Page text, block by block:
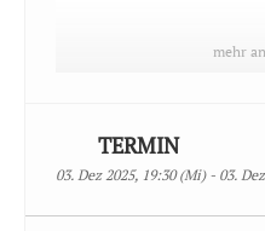
mehr
In diesem Kurs werde ich dich
Heilaspekten von Amanita
Abschluss unseres Kurses
Wenn du Interesse an diesem
TERMIN
03. Dez 2025, 19:30 (Mi) - 03.